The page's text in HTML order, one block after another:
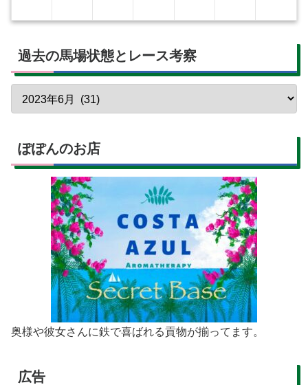
過去の馬場状態とレース考察
ぽぽんのお店
奥様や彼女さんに鉄で喜ばれる貢物が揃ってます。
広告